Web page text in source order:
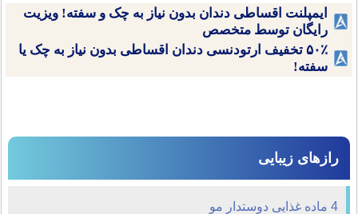
ایمپلنت اقساطی دندان بدون نیاز به چک و سفته! ویزیت
رایگان توسط متخصص
۵۰٪ تخفیف ارتودنسی دندان اقساطی بدون نیاز به چک یا
سفته!
رازهای زیبایی
4 ماده غذایی دوستدار مو